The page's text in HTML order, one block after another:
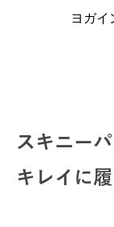
ヨガ
スキニー
キレイに履